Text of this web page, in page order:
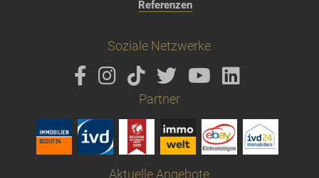
Referenzen
Soziale Netzwerke
Partner
Aktuelle Angebote